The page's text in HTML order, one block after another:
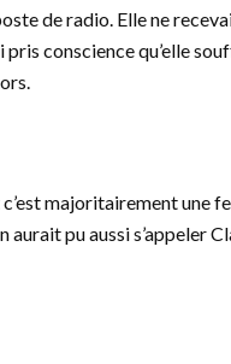
de radio. Elle ne
conscience qu’elle
majoritairement une
pu aussi s’appeler